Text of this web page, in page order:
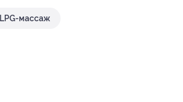
LPG-массаж